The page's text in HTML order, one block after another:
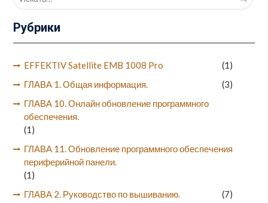
для:
Рубрики
EFFEKTIV Satellite EMB 1008 Pro
(1)
ГЛАВА 1. Общая информация.
(3)
ГЛАВА 10. Онлайн обновление программного
обеспечения.
(1)
ГЛАВА 11. Обновление программного обеспечения
периферийной панели.
(1)
ГЛАВА 2. Руководство по вышиванию.
(7)